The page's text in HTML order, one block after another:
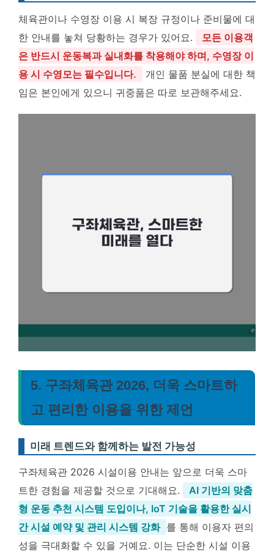
체육관이나 수영장 이용 시 복장 규정이나 준비물에 대
한 안내를 놓쳐 당황하는 경우가 있어요.
모든 이용객
은 반드시 운동복과 실내화를 착용해야 하며, 수영장 이
용 시 수영모는 필수입니다.
개인 물품 분실에 대한 책
임은 본인에게 있으니 귀중품은 따로 보관해주세요.
5. 구좌체육관 2026, 더욱 스마트하
고 편리한 이용을 위한 제언
미래 트렌드와 함께하는 발전 가능성
구좌체육관 2026 시설이용 안내는 앞으로 더욱 스마
트한 경험을 제공할 것으로 기대해요.
AI 기반의 맞춤
형 운동 추천 시스템 도입이나, IoT 기술을 활용한 실시
간 시설 예약 및 관리 시스템 강화 를 통해 이용자 편의
성을 극대화할 수 있을 거예요. 이는 단순한 시설 이용